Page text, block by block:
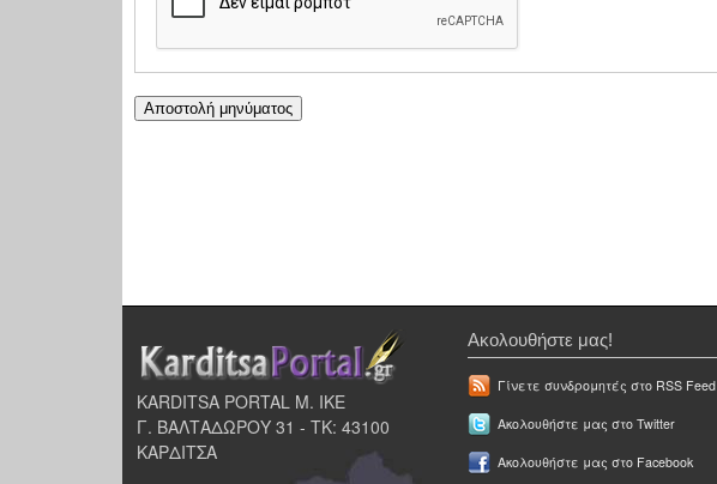
KARDITSA PORTAL Μ. ΙΚΕ
Γ. ΒΑΛΤΑΔΩΡΟΥ 31 - ΤΚ: 43100
ΚΑΡΔΙΤΣΑ
Ακολουθήστε μας!
Γίνετε συνδρομητές στο RSS Feed
Ακολουθήστε μας στο Twitter
Ακολουθήστε μας στο Facebook